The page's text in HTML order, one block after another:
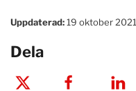
Uppdaterad:19 oktober 2021
Dela